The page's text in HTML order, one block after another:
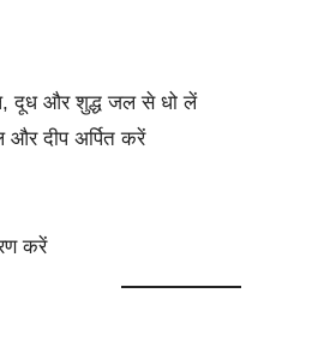
दूध और शुद्ध जल से धो लें
और दीप अर्पित करें
करें